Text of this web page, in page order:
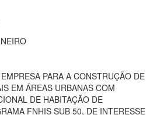
PARA A CONSTRUÇÃO DE
EM ÁREAS URBANAS COM
DE HABITAÇÃO DE
FNHIS SUB 50, DE INTERESSE